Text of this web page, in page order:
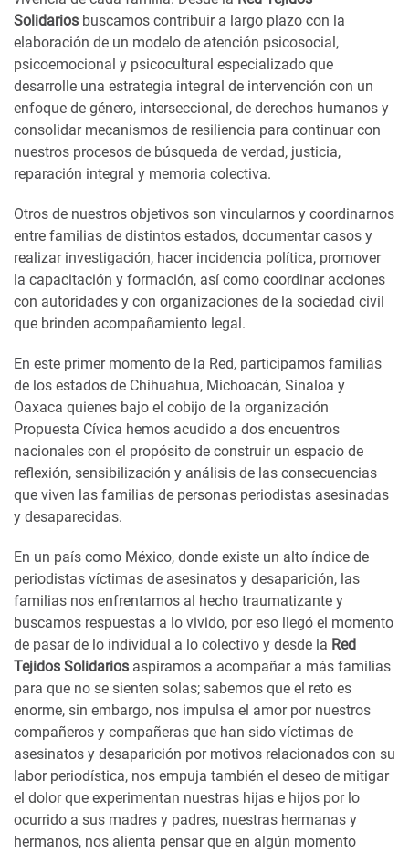
Solidarios buscamos contribuir a largo plazo con la
elaboración de un modelo de atención psicosocial,
psicoemocional y psicocultural especializado que
desarrolle una estrategia integral de intervención con un
enfoque de género, interseccional, de derechos humanos y
consolidar mecanismos de resiliencia para continuar con
nuestros procesos de búsqueda de verdad, justicia,
reparación integral y memoria colectiva.
Otros de nuestros objetivos son vincularnos y coordinarnos
entre familias de distintos estados, documentar casos y
realizar investigación, hacer incidencia política, promover
la capacitación y formación, así como coordinar acciones
con autoridades y con organizaciones de la sociedad civil
que brinden acompañamiento legal.
En este primer momento de la Red, participamos familias
de los estados de Chihuahua, Michoacán, Sinaloa y
Oaxaca quienes bajo el cobijo de la organización
Propuesta Cívica hemos acudido a dos encuentros
nacionales con el propósito de construir un espacio de
reflexión, sensibilización y análisis de las consecuencias
que viven las familias de personas periodistas asesinadas
y desaparecidas.
En un país como México, donde existe un alto índice de
periodistas víctimas de asesinatos y desaparición, las
familias nos enfrentamos al hecho traumatizante y
buscamos respuestas a lo vivido, por eso llegó el momento
de pasar de lo individual a lo colectivo y desde la Red
Tejidos Solidarios aspiramos a acompañar a más familias
para que no se sienten solas; sabemos que el reto es
enorme, sin embargo, nos impulsa el amor por nuestros
compañeros y compañeras que han sido víctimas de
asesinatos y desaparición por motivos relacionados con su
labor periodística, nos empuja también el deseo de mitigar
el dolor que experimentan nuestras hijas e hijos por lo
ocurrido a sus madres y padres, nuestras hermanas y
hermanos, nos alienta pensar que en algún momento